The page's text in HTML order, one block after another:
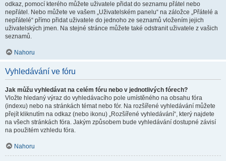
odkaz, pomocí kterého můžete uživatele přidat do seznamu přátel nebo
nepřátel. Nebo můžete ve vašem „Uživatelském panelu“ na záložce „Přátelé a
nepřátelé“ přímo přidat uživatele do jednoho ze seznamů vložením jejich
uživatelských jmen. Na stejné stránce můžete také odstranit uživatele z vašich
seznamů.
Nahoru
Vyhledávání ve fóru
Jak můžu vyhledávat na celém fóru nebo v jednotlivých fórech?
Vložte hledaný výraz do vyhledávacího pole umístěného na obsahu fóra
(indexu) nebo na stránkách témat nebo fór. Na rozšířené vyhledávání můžete
přejít kliknutím na odkaz (nebo ikonu) „Rozšířené vyhledávání“, který najdete
na všech stránkách fóra. Jakým způsobem bude vyhledávání dostupné závisí
na použitém vzhledu fóra.
Nahoru